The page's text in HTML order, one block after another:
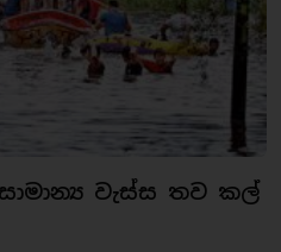
වැස්ස තව කල්